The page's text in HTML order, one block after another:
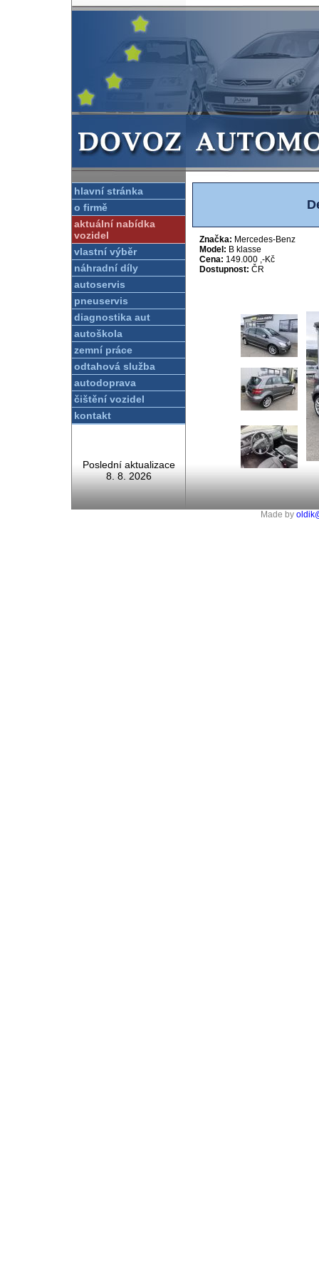
hlavní stránka
o firmě
aktuální nabídka
vozidel
vlastní výběr
náhradní díly
autoservis
pneuservis
diagnostika aut
autoškola
zemní práce
odtahová služba
autodoprava
čištění vozidel
kontakt
Poslední aktualizace
8. 8. 2026
Značka: Mercedes-Benz
Model: B klasse
Cena: 149.000 ,-Kč
Dostupnost: ČR
Made by